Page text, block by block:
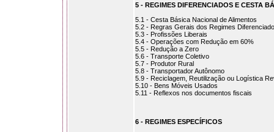
5 - REGIMES DIFERENCIADOS E CESTA
5.1 - Cesta Básica Nacional de Alimentos
5.2 - Regras Gerais dos Regimes
5.3 - Profissões Liberais
5.4 - Operações com Redução em 60%
5.5 - Redução a Zero
5.6 - Transporte Coletivo
5.7 - Produtor Rural
5.8 - Transportador Autônomo
5.9 - Reciclagem, Reutilização ou Logística
5.10 - Bens Móveis Usados
5.11 - Reflexos nos documentos fiscais
6 - REGIMES ESPECÍFICOS